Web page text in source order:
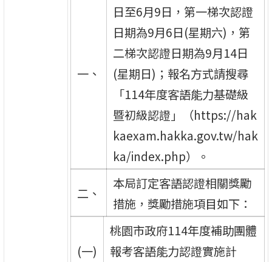
一、
日至6月9日，第一梯次認證
日期為9月6日(星期六)，第
二梯次認證日期為9月14日
(星期日)；報名方式請搜尋
「114年度客語能力基礎級
暨初級認證」（https://hak
kaexam.hakka.gov.tw/hak
ka/index.php）。
二、
本局訂定客語認證相關獎勵
措施，獎勵措施項目如下：
(一)
桃園市政府114年度補助團體
報考客語能力認證實施計